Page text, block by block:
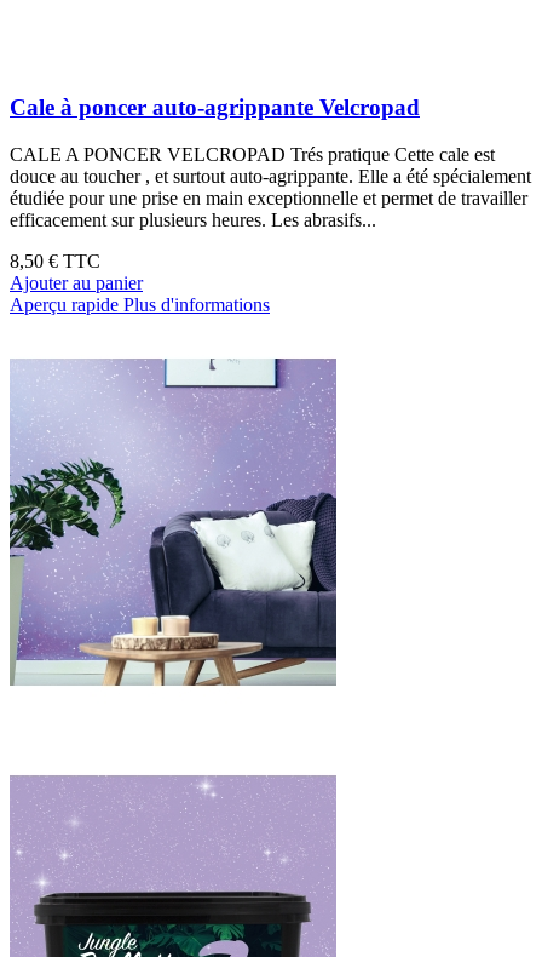
Cale à poncer auto-agrippante Velcropad
CALE A PONCER VELCROPAD Trés pratique Cette cale est
douce au toucher , et surtout auto-agrippante. Elle a été spécialement
étudiée pour une prise en main exceptionnelle et permet de travailler
efficacement sur plusieurs heures. Les abrasifs...
8,50 € TTC
Ajouter au panier
Aperçu rapide Plus d'informations